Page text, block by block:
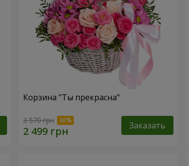
Корзина "Ты прекрасна"
3 570 грн Заказать